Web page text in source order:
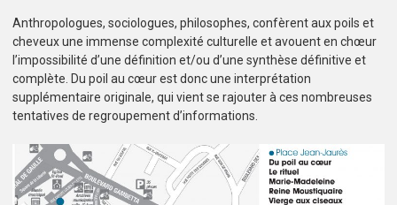
Anthropologues, sociologues, philosophes, confèrent aux poils et
cheveux une immense complexité culturelle et avouent en chœur
l’impossibilité d’une définition et/ou d’une synthèse définitive et
complète. Du poil au cœur est donc une interprétation
supplémentaire originale, qui vient se rajouter à ces nombreuses
tentatives de regroupement d’informations.